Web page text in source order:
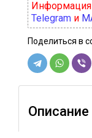
Информация
Telegram и
Поделиться в
Описание